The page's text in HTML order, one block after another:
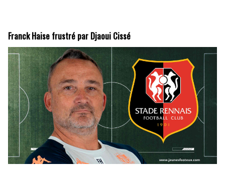
Franck Haise frustré par Djaoui Cissé